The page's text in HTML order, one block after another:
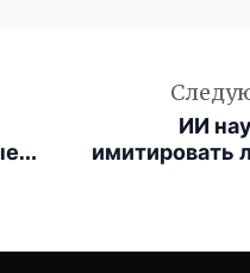
ИИ
имитировать